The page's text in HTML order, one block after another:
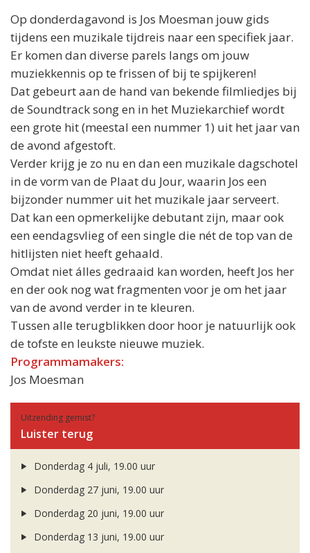
Op donderdagavond is Jos Moesman jouw gids
tijdens een muzikale tijdreis naar een specifiek jaar.
Er komen dan diverse parels langs om jouw
muziekkennis op te frissen of bij te spijkeren!
Dat gebeurt aan de hand van bekende filmliedjes bij
de Soundtrack song en in het Muziekarchief wordt
een grote hit (meestal een nummer 1) uit het jaar van
de avond afgestoft.
Verder krijg je zo nu en dan een muzikale dagschotel
in de vorm van de Plaat du Jour, waarin Jos een
bijzonder nummer uit het muzikale jaar serveert.
Dat kan een opmerkelijke debutant zijn, maar ook
een eendagsvlieg of een single die nét de top van de
hitlijsten niet heeft gehaald.
Omdat niet álles gedraaid kan worden, heeft Jos her
en der ook nog wat fragmenten voor je om het jaar
van de avond verder in te kleuren.
Tussen alle terugblikken door hoor je natuurlijk ook
de tofste en leukste nieuwe muziek.
Programmamakers:
Jos Moesman
Uitzending gemist?
Luister terug
Donderdag 4 juli, 19.00 uur
Donderdag 27 juni, 19.00 uur
Donderdag 20 juni, 19.00 uur
Donderdag 13 juni, 19.00 uur